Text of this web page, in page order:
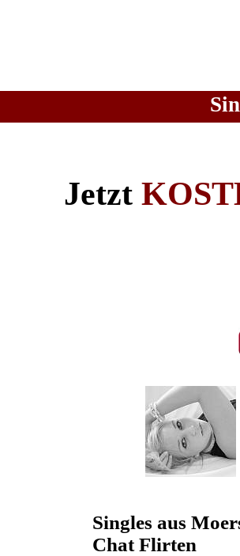
Jetzt
Singles aus
Chat Flirten